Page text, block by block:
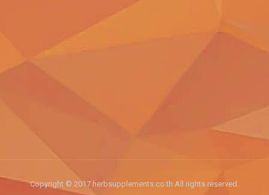
Copyright © 2017 herbsupplements.co.th All rights reserved.